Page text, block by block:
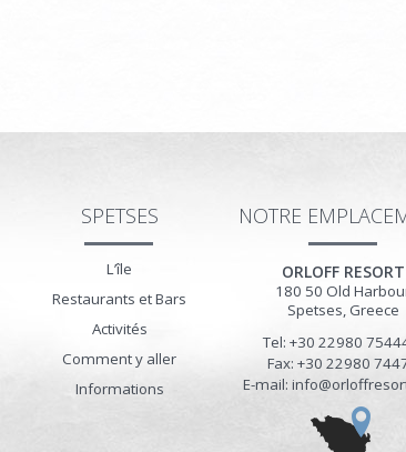
SPETSES
L’île
Restaurants et Bars
Activités
Comment y aller
Ιnformations
NOTRE
ORLOFF RESORT
180 50 Old
Spetses, Greece
Tel: +30 22980
Fax: +30 22980
E-mail: